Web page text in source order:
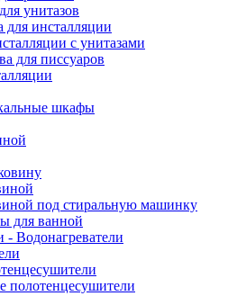
унитазов
инсталляции
с унитазами
для писсуаров
шкафы
под стиральную машинку
для ванной
Водонагреватели
полотенцесушители